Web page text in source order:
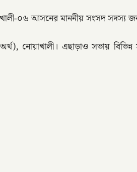
০৬ আসনের মাননীয় সংসদ সদস্য
এছাড়াও সভায় বিভিন্ন